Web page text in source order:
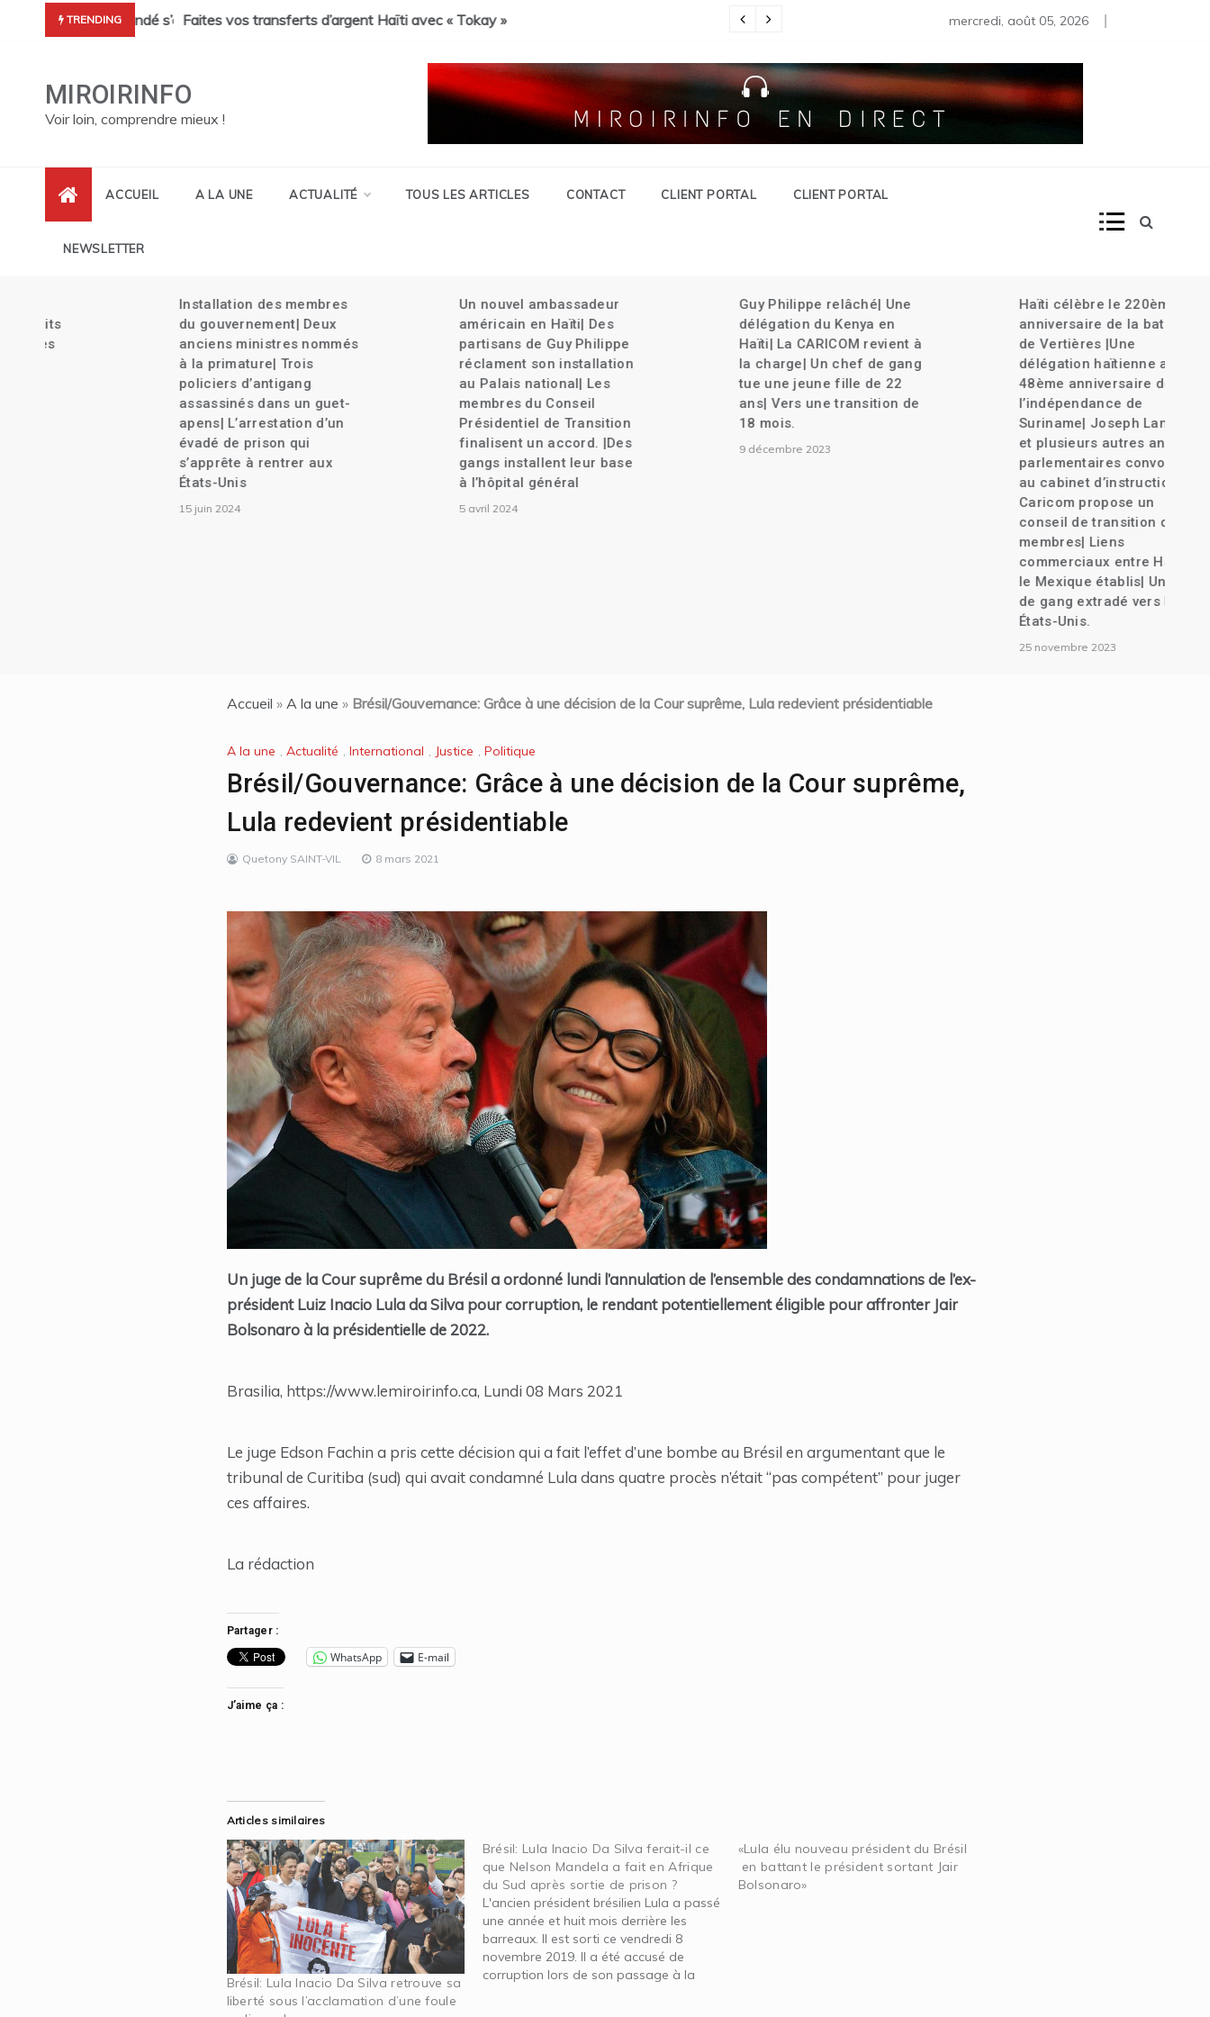
TRENDING
de Pont Sondé s’alourdit| La police s’attaque aux gangs de Savien et gran grif| Expulsion massives des haïtiens.
Faites vos transferts d’argent Haïti avec « Tokay » Pas moins de 80 diplomates rappelés | Haïti décrète l’État
mercredi, août 05, 2026
MIROIRINFO
Voir loin, comprendre mieux !
ACCUEIL A LA UNE ACTUALITÉ TOUS LES ARTICLES CONTACT CLIENT PORTAL CLIENT PORTAL
NEWSLETTER
Installation des membres
du gouvernement| Deux
anciens ministres nommés
à la primature| Trois
policiers d’antigang
assassinés dans un guet-
apens| L’arrestation d’un
évadé de prison qui
s’apprête à rentrer aux
États-Unis
15 juin 2024
Un nouvel ambassadeur
américain en Haïti| Des
partisans de Guy Philippe
réclament son installation
au Palais national| Les
membres du Conseil
Présidentiel de Transition
finalisent un accord. |Des
gangs installent leur base
à l’hôpital général
5 avril 2024
Guy Philippe relâché| Une
délégation du Kenya en
Haïti| La CARICOM revient à
la charge| Un chef de gang
tue une jeune fille de 22
ans| Vers une transition de
18 mois.
9 décembre 2023
Haïti célèbre le 220ème
anniversaire de la bataille
de Vertières |Une
délégation haïtienne au
48ème anniversaire de
l’indépendance de
Suriname| Joseph Lambert
et plusieurs autres anciens
parlementaires convoqués
au cabinet d’instruction| La
Caricom propose un
conseil de transition de 7
membres| Liens
commerciaux entre Haïti et
le Mexique établis| Un chef
de gang extradé vers les
États-Unis.
25 novembre 2023
Accueil » A la une » Brésil/Gouvernance: Grâce à une décision de la Cour suprême, Lula redevient présidentiable
A la une , Actualité , International , Justice , Politique
Brésil/Gouvernance: Grâce à une décision de la Cour suprême,
Lula redevient présidentiable
Quetony SAINT-VIL 8 mars 2021
Un juge de la Cour suprême du Brésil a ordonné lundi l’annulation de l’ensemble des condamnations de l’ex-
président Luiz Inacio Lula da Silva pour corruption, le rendant potentiellement éligible pour affronter Jair
Bolsonaro à la présidentielle de 2022.
Brasilia, https://www.lemiroirinfo.ca, Lundi 08 Mars 2021
Le juge Edson Fachin a pris cette décision qui a fait l’effet d’une bombe au Brésil en argumentant que le
tribunal de Curitiba (sud) qui avait condamné Lula dans quatre procès n’était “pas compétent” pour juger
ces affaires.
La rédaction
Partager :
WhatsApp E-mail
J’aime ça :
Articles similaires
Brésil: Lula Inacio Da Silva retrouve sa
liberté sous l’acclamation d’une foule
Brésil: Lula Inacio Da Silva ferait-il ce
que Nelson Mandela a fait en Afrique
du Sud après sortie de prison ?
L'ancien président brésilien Lula a passé
une année et huit mois derrière les
barreaux. Il est sorti ce vendredi 8
novembre 2019. Il a été accusé de
corruption lors de son passage à la
«Lula élu nouveau président du Brésil
en battant le président sortant Jair
Bolsonaro»